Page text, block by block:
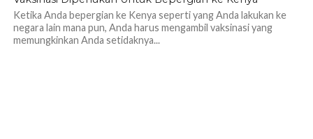
Ketika Anda bepergian ke Kenya seperti yang Anda lakukan ke
negara lain mana pun, Anda harus mengambil vaksinasi yang
memungkinkan Anda setidaknya...